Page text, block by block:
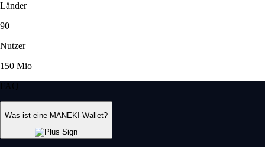
Länder
90
Nutzer
150 Mio
FAQ
Was ist eine MANEKI-Wallet?